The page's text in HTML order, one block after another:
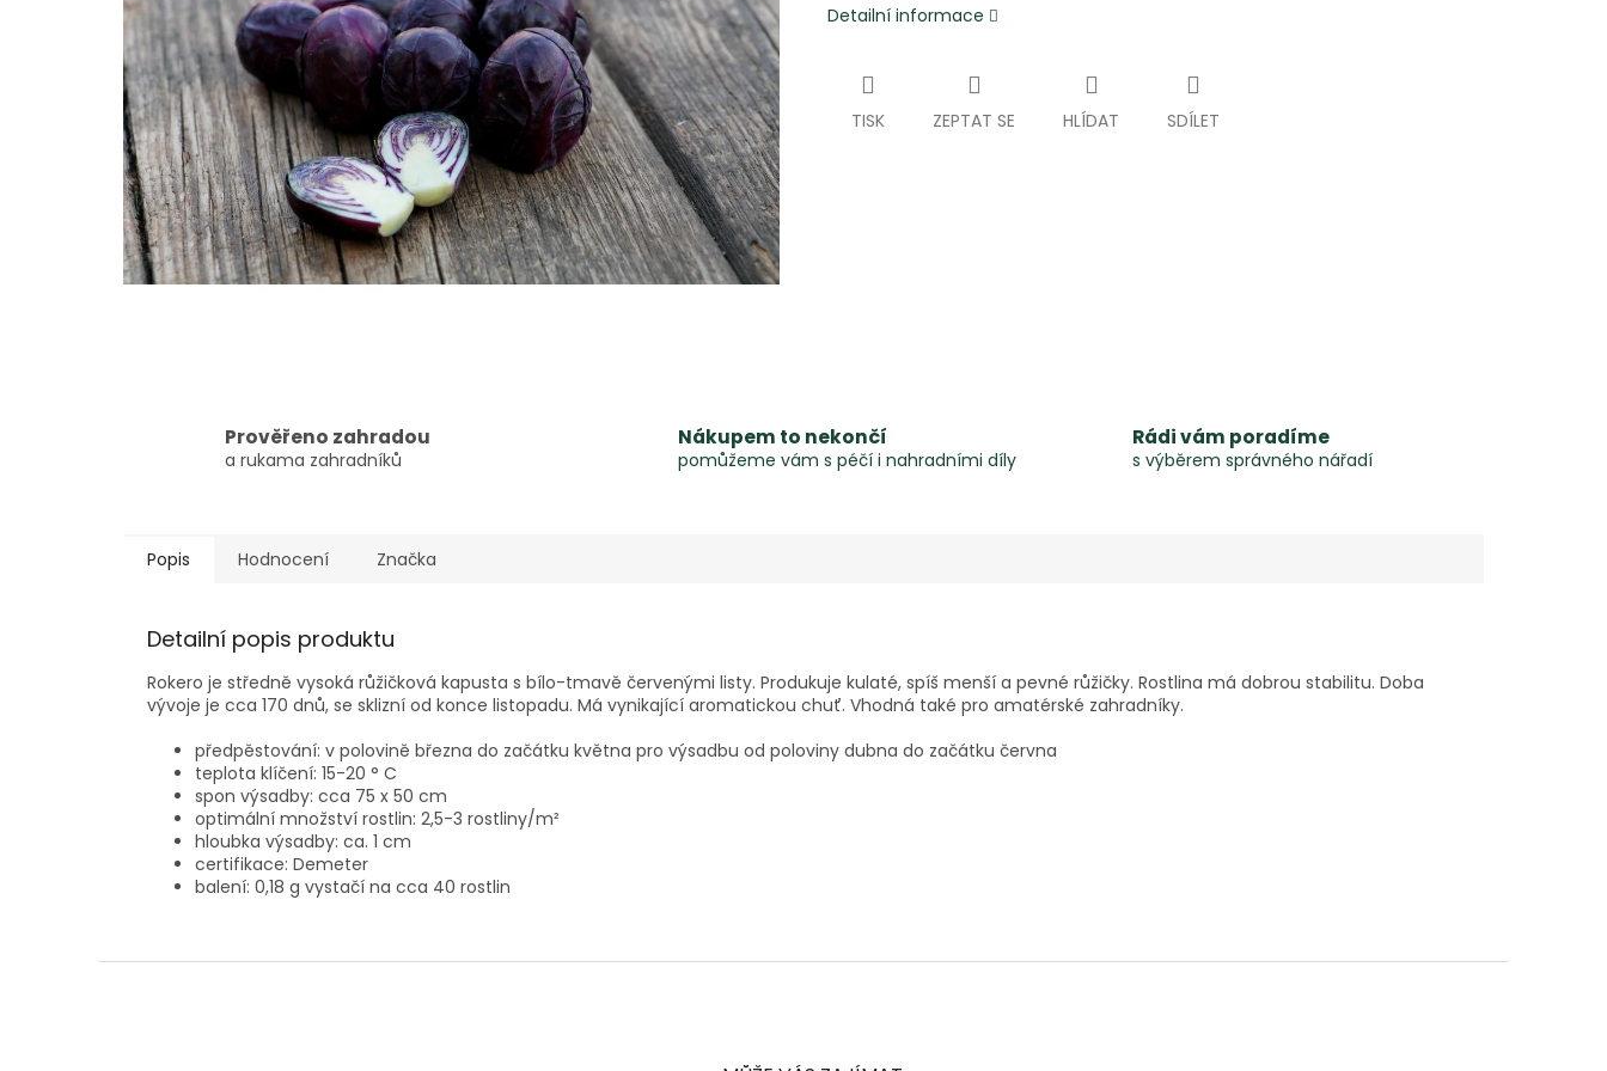
Detailní informace
TISK ZEPTAT SE HLÍDAT SDÍLET
Prověřeno zahradou
a rukama zahradníků
Nákupem to nekončí
pomůžeme vám s péčí i nahradními díly
Rádi vám poradíme
s výběrem správného nářadí
Popis Hodnocení Značka
Detailní popis produktu
Rokero je středně vysoká růžičková kapusta s bílo-tmavě červenými listy. Produkuje kulaté, spíš menší a pevné růžičky. Rostlina má dobrou stabilitu. Doba
vývoje je cca 170 dnů, se sklizní od konce listopadu. Má vynikající aromatickou chuť. Vhodná také pro amatérské zahradníky.
předpěstování: v polovině března do začátku května pro výsadbu od poloviny dubna do začátku června
teplota klíčení: 15-20 ° C
spon výsadby: cca 75 x 50 cm
optimální množství rostlin: 2,5-3 rostliny/m²
hloubka výsadby: ca. 1 cm
certifikace: Demeter
balení: 0,18 g vystačí na cca 40 rostlin